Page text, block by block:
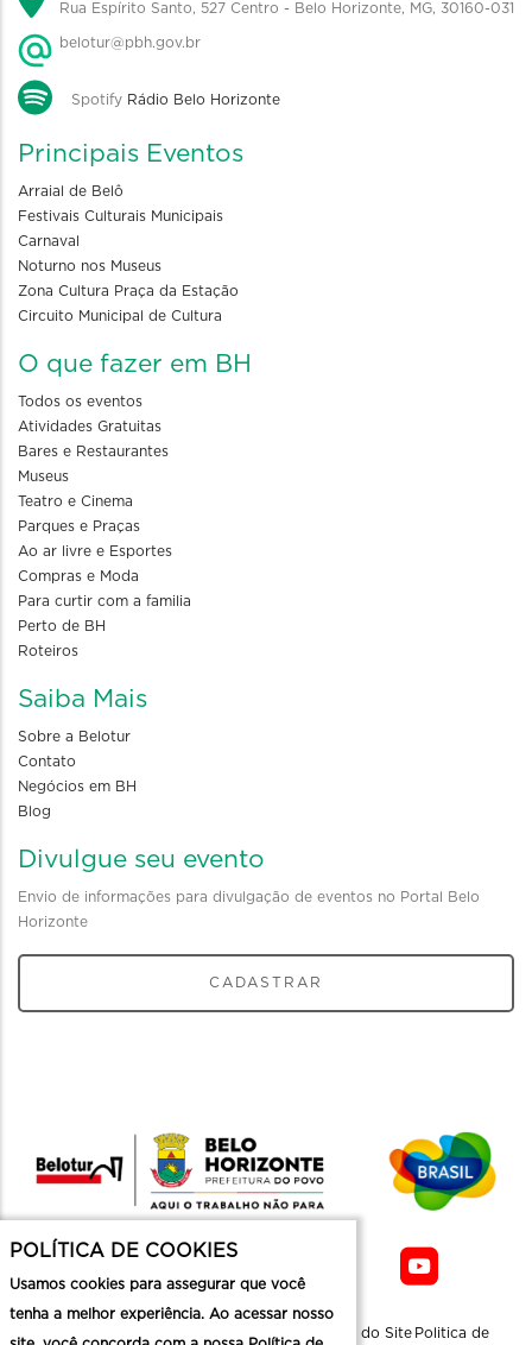
Rua Espírito Santo, 527 Centro - Belo Horizonte, MG, 30160-031
belotur@pbh.gov.br
Spotify Rádio Belo Horizonte
Principais Eventos
Arraial de Belô
Festivais Culturais Municipais
Carnaval
Noturno nos Museus
Zona Cultura Praça da Estação
Circuito Municipal de Cultura
O que fazer em BH
Todos os eventos
Atividades Gratuitas
Bares e Restaurantes
Museus
Teatro e Cinema
Parques e Praças
Ao ar livre e Esportes
Compras e Moda
Para curtir com a familia
Perto de BH
Roteiros
Saiba Mais
Sobre a Belotur
Contato
Negócios em BH
Blog
Divulgue seu evento
Envio de informações para divulgação de eventos no Portal Belo
Horizonte
CADASTRAR
Mapa do Site Politica de
POLÍTICA DE COOKIES
Usamos cookies para assegurar que você
tenha a melhor experiência. Ao acessar nosso